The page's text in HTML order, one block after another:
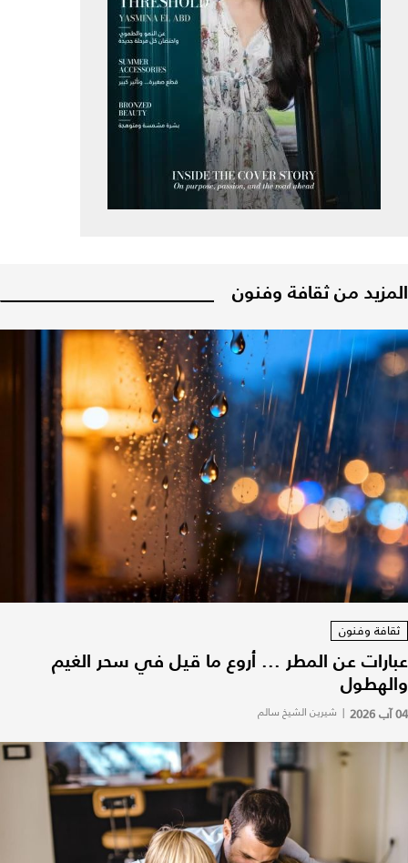
المزيد من ثقافة وفنون
ثقافة وفنون
عبارات عن المطر ... أروع ما قيل في سحر الغيم
والهطول
04 آب 2026 | شيرين الشيخ سالم